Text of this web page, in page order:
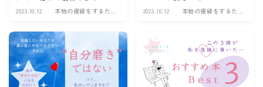
2023.10.12
本物の復縁をするた
2023.10.12
本物の復縁をするた